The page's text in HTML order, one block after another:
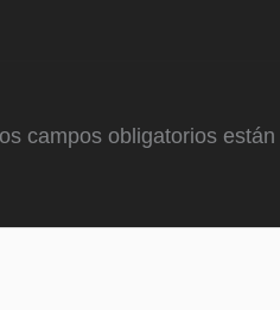
campos obligatorios están